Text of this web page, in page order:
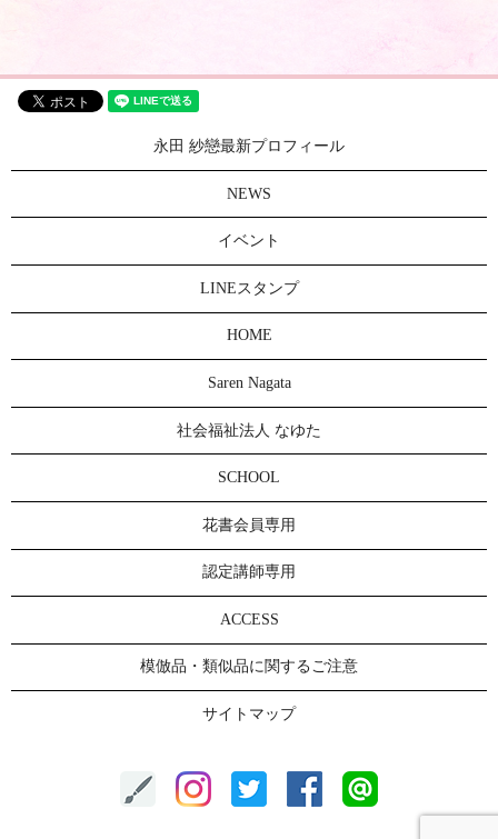
永田 紗戀最新プロフィール
NEWS
イベント
LINEスタンプ
HOME
Saren Nagata
社会福祉法人 なゆた
SCHOOL
花書会員専用
認定講師専用
ACCESS
模倣品・類似品に関するご注意
サイトマップ